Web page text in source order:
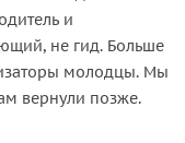
и
не гид. Больше
молодцы. Мы
вернули позже.